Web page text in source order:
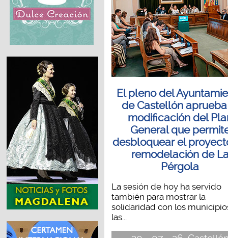
El pleno del
de Castellón
modificación del
General que
desbloquear el
remodelación de
Pérgola
La sesión de hoy ha servido
también para mostrar la
solidaridad con los
las...